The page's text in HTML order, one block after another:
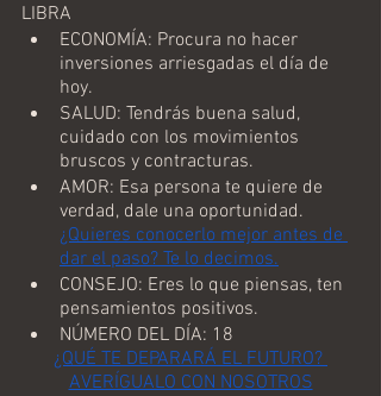
LIBRA
ECONOMÍA: Procura no hacer
inversiones arriesgadas el día de
hoy.
SALUD: Tendrás buena salud,
cuidado con los movimientos
bruscos y contracturas.
AMOR: Esa persona te quiere de
verdad, dale una oportunidad.
¿Quieres conocerlo mejor antes de
dar el paso? Te lo decimos.
CONSEJO: Eres lo que piensas, ten
pensamientos positivos.
NÚMERO DEL DÍA: 18
¿QUÉ TE DEPARARÁ EL FUTURO?
AVERÍGUALO CON NOSOTROS